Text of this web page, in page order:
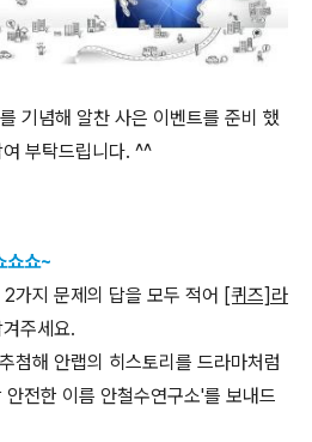
기념해 알찬 사은 이벤트를 준비 했
부탁드립니다. ^^
쇼쇼~
가지 문제의 답을 모두 적어 [퀴즈]라
주세요.
첨해 안랩의 히스토리를 드라마처럼
전한 이름 안철수연구소'를 보내드